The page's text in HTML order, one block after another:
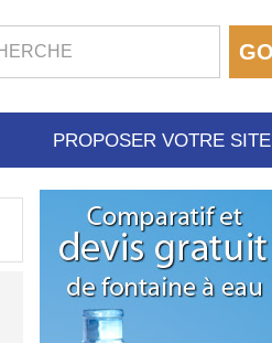
PROPOSER VOTRE SITE